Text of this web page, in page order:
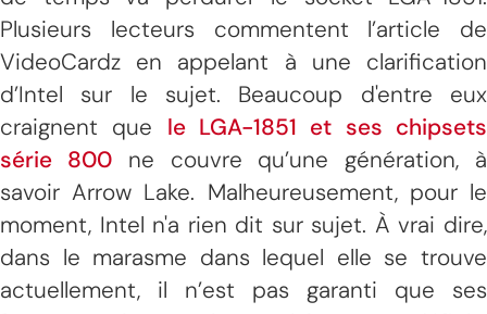
Plusieurs lecteurs commentent l’article de
VideoCardz en appelant à une clarification
d’Intel sur le sujet. Beaucoup d'entre eux
craignent que le LGA-1851 et ses chipsets
série 800ne couvre qu’une génération, à
savoir Arrow Lake. Malheureusement, pour le
moment, Intel n'a rien dit sur sujet. À vrai dire,
dans le marasme dans lequel elle se trouve
actuellement, il n’est pas garanti que ses